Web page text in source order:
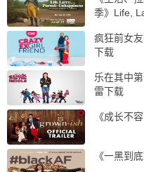
季》Life,
疯狂前女
下载
乐在其中
雷下载
《成长不
《一黑到